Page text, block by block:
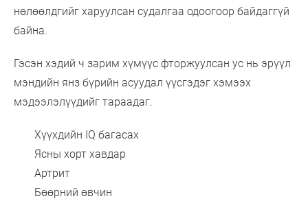
нөлөөлдгийг харуулсан судалгаа одоогоор байдаггүй
байна.
Гэсэн хэдий ч зарим хүмүүс фторжуулсан ус нь эрүүл
мэндийн янз бүрийн асуудал үүсгэдэг хэмээх
мэдээлэлүүдийг тараадаг.
Хүүхдийн IQ багасах
Ясны хорт хавдар
Артрит
Бөөрний өвчин